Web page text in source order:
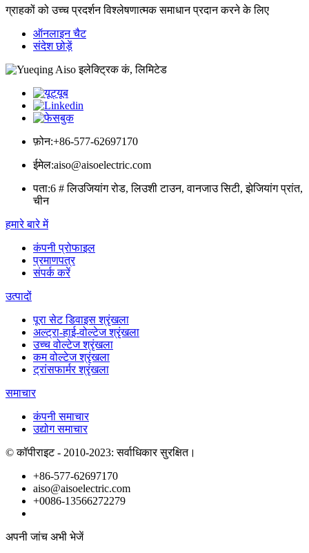
ग्राहकों को उच्च प्रदर्शन विश्लेषणात्मक समाधान प्रदान करने के लिए
ऑनलाइन चैट
संदेश छोड़ें
फ़ोन:+86-577-62697170
ईमेल:aiso@aisoelectric.com
पता:6 # लिउजियांग रोड, लिउशी टाउन, वानजाउ सिटी, झेजियांग प्रांत,
चीन
हमारे बारे में
कंपनी प्रोफाइल
प्रमाणपत्र
संपर्क करें
उत्पादों
पूरा सेट डिवाइस श्रृंखला
अल्ट्रा-हाई-वोल्टेज श्रृंखला
उच्च वोल्टेज श्रृंखला
कम वोल्टेज श्रृंखला
ट्रांसफार्मर श्रृंखला
समाचार
कंपनी समाचार
उद्योग समाचार
© कॉपीराइट - 2010-2023: सर्वाधिकार सुरक्षित।
+86-577-62697170
aiso@aisoelectric.com
+0086-13566272279
अपनी जांच अभी भेजें